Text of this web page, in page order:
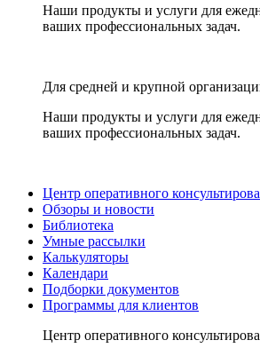
Наши продукты и услуги для
ваших профессиональных задач.
Для средней и крупной
Наши продукты и услуги для
ваших профессиональных задач.
Центр оперативного
Обзоры и новости
Библиотека
Умные рассылки
Калькуляторы
Календари
Подборки документов
Программы для клиентов
Центр оперативного